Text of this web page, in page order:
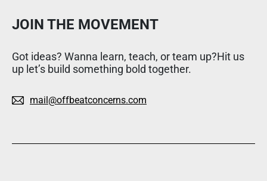
JOIN THE MOVEMENT
Got ideas? Wanna learn, teach, or team up?Hit us
up let’s build something bold together.
mail@offbeatconcerns.com